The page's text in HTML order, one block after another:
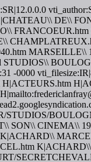
DE\\
MARSEILLE\\
-0000
H|ACTEURS.htm
STUDIOS/
SON\\ CINEMA\\